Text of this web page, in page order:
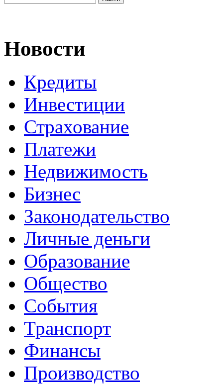
Новости
Кредиты
Инвестиции
Страхование
Платежи
Недвижимость
Бизнес
Законодательство
Личные деньги
Образование
Общество
События
Транспорт
Финансы
Производство